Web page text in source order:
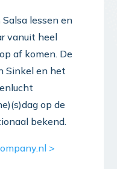
lessen en
vanuit heel
af komen. De
Sinkel en het
op de
bekend.
>